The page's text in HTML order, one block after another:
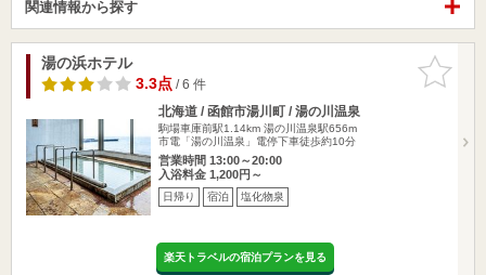
関連情報から探す
お気に入
りに追加
湯の浜ホテル
3.3点/ 6 件
北海道 / 函館市湯川町 / 湯の川温泉
駒場車庫前駅1.14km 湯の川温泉駅656m
市電「湯の川温泉」電停下車徒歩約10分
営業時間 13:00～20:00
入浴料金 1,200円～
日帰り 宿泊 塩化物泉
楽天トラベルの宿泊プランを見る